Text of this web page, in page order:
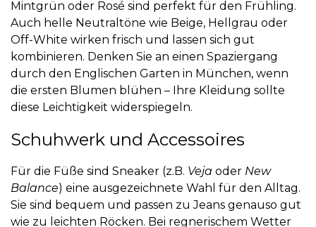
Mintgrün oder Rosé sind perfekt für den Frühling.
Auch helle Neutraltöne wie Beige, Hellgrau oder
Off-White wirken frisch und lassen sich gut
kombinieren. Denken Sie an einen Spaziergang
durch den Englischen Garten in München, wenn
die ersten Blumen blühen – Ihre Kleidung sollte
diese Leichtigkeit widerspiegeln.
Schuhwerk und Accessoires
Für die Füße sind Sneaker (z.B. Veja oder New
Balance) eine ausgezeichnete Wahl für den Alltag.
Sie sind bequem und passen zu Jeans genauso gut
wie zu leichten Röcken. Bei regnerischem Wetter